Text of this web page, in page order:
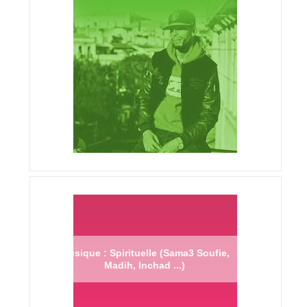
Musique : Spirituelle (Sama3 Soufie,
Madih, Inchad ...)